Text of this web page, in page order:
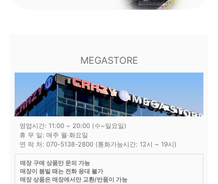
MEGASTORE
영업시간: 11:00 ~ 20:00 (수~일요일)
휴 무 일: 매주 월·화요일
연 락 처: 070-5138-2800 (통화가능시간: 12시 ~ 19시)
매장 구매 상품만 문의 가능
매장이 붐빌 때는 전화 응대 불가
매장 상품은 매장에서만 교환/반품이 가능